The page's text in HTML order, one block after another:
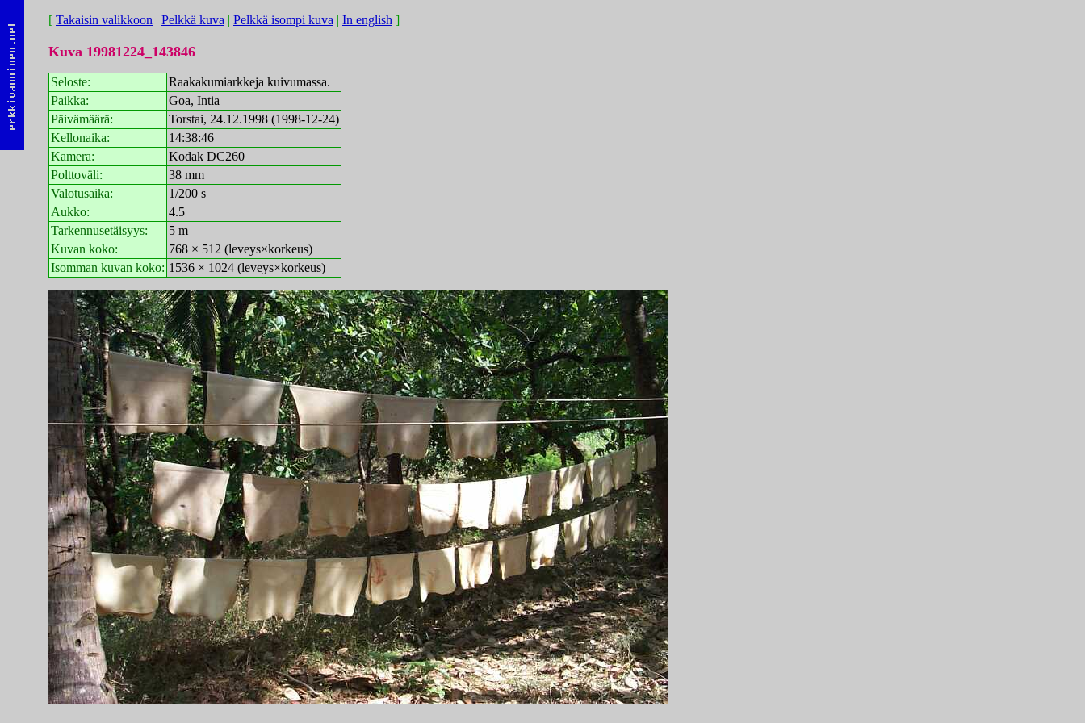
[ Takaisin valikkoon | Pelkkä kuva | Pelkkä isompi kuva | In english ]
Kuva 19981224_143846
Seloste:
Raakakumiarkkeja kuivumassa.
Paikka:
Goa, Intia
Päivämäärä:
Torstai, 24.12.1998 (1998-12-24)
Kellonaika:
14:38:46
Kamera:
Kodak DC260
Polttoväli:
38 mm
Valotusaika:
1/200 s
Aukko:
4.5
Tarkennusetäisyys:
5 m
Kuvan koko:
768 × 512 (leveys×korkeus)
Isomman kuvan koko: 1536 × 1024 (leveys×korkeus)